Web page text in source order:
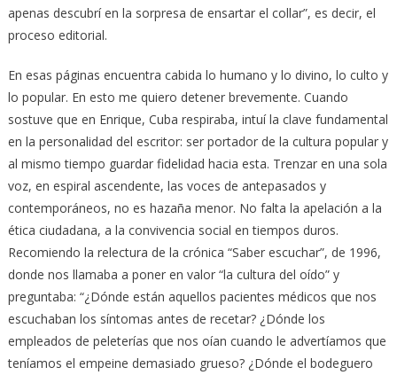
apenas descubrí en la sorpresa de ensartar el collar”, es decir, el
proceso editorial.
En esas páginas encuentra cabida lo humano y lo divino, lo culto y
lo popular. En esto me quiero detener brevemente. Cuando
sostuve que en Enrique, Cuba respiraba, intuí la clave fundamental
en la personalidad del escritor: ser portador de la cultura popular y
al mismo tiempo guardar fidelidad hacia esta. Trenzar en una sola
voz, en espiral ascendente, las voces de antepasados y
contemporáneos, no es hazaña menor. No falta la apelación a la
ética ciudadana, a la convivencia social en tiempos duros.
Recomiendo la relectura de la crónica “Saber escuchar”, de 1996,
donde nos llamaba a poner en valor “la cultura del oído” y
preguntaba: “¿Dónde están aquellos pacientes médicos que nos
escuchaban los síntomas antes de recetar? ¿Dónde los
empleados de peleterías que nos oían cuando le advertíamos que
teníamos el empeine demasiado grueso? ¿Dónde el bodeguero